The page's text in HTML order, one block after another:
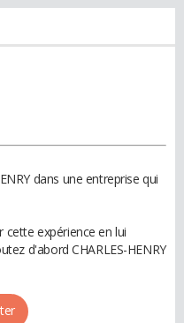
dans une entreprise qui
cette expérience en lui
d'abord CHARLES-HENRY